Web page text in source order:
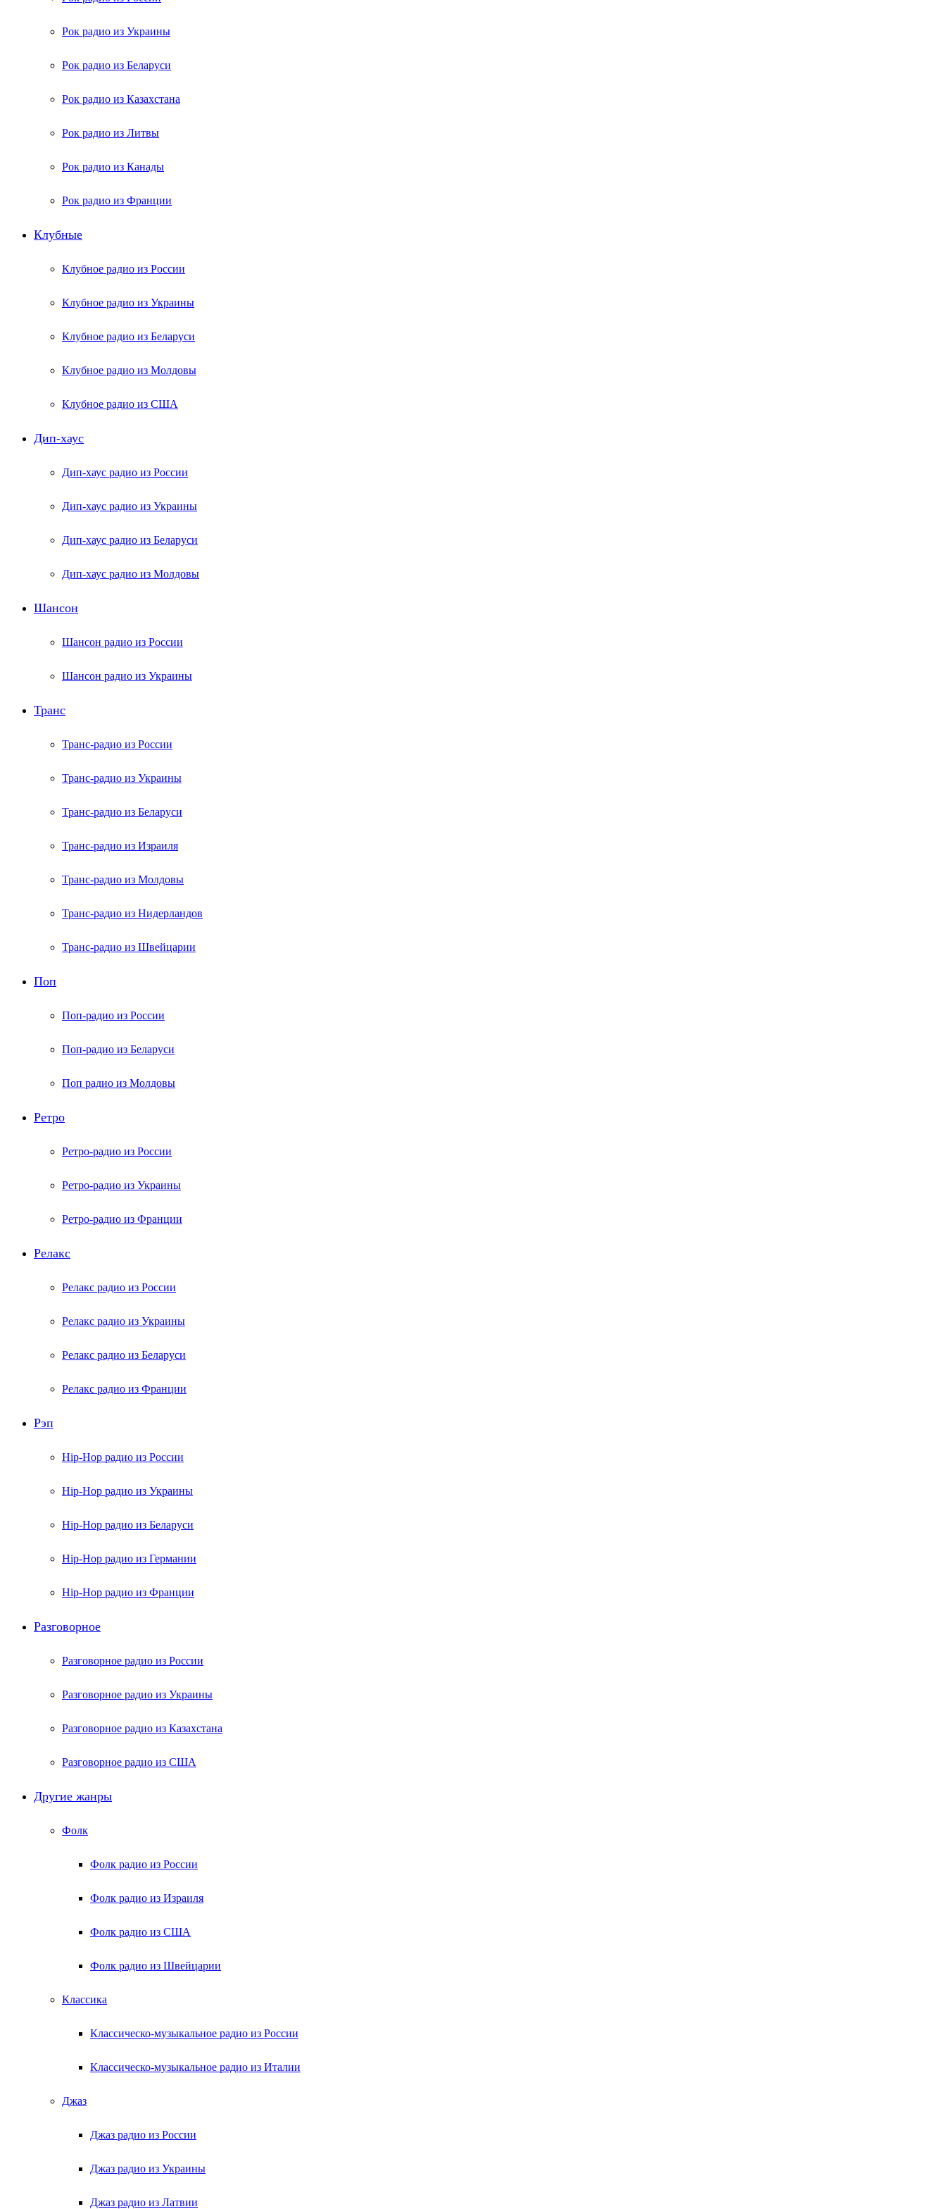
Рок радио из Украины
Рок радио из Беларуси
Рок радио из Казахстана
Рок радио из Литвы
Рок радио из Канады
Рок радио из Франции
Клубные
Клубное радио из России
Клубное радио из Украины
Клубное радио из Беларуси
Клубное радио из Молдовы
Клубное радио из США
Дип-хаус
Дип-хаус радио из России
Дип-хаус радио из Украины
Дип-хаус радио из Беларуси
Дип-хаус радио из Молдовы
Шансон
Шансон радио из России
Шансон радио из Украины
Транс
Транс-радио из России
Транс-радио из Украины
Транс-радио из Беларуси
Транс-радио из Израиля
Транс-радио из Молдовы
Транс-радио из Нидерландов
Транс-радио из Швейцарии
Поп
Поп-радио из России
Поп-радио из Беларуси
Поп радио из Молдовы
Ретро
Ретро-радио из России
Ретро-радио из Украины
Ретро-радио из Франции
Релакс
Релакс радио из России
Релакс радио из Украины
Релакс радио из Беларуси
Релакс радио из Франции
Рэп
Hip-Hop радио из России
Hip-Hop радио из Украины
Hip-Hop радио из Беларуси
Hip-Hop радио из Германии
Hip-Hop радио из Франции
Разговорное
Разговорное радио из России
Разговорное радио из Украины
Разговорное радио из Казахстана
Разговорное радио из США
Другие жанры
Фолк
Фолк радио из России
Фолк радио из Израиля
Фолк радио из США
Фолк радио из Швейцарии
Классика
Классическо-музыкальное радио из России
Классическо-музыкальное радио из Италии
Джаз
Джаз радио из России
Джаз радио из Украины
Джаз радио из Латвии